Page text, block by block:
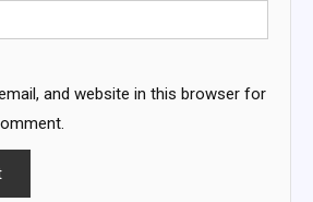
and website in this browser for